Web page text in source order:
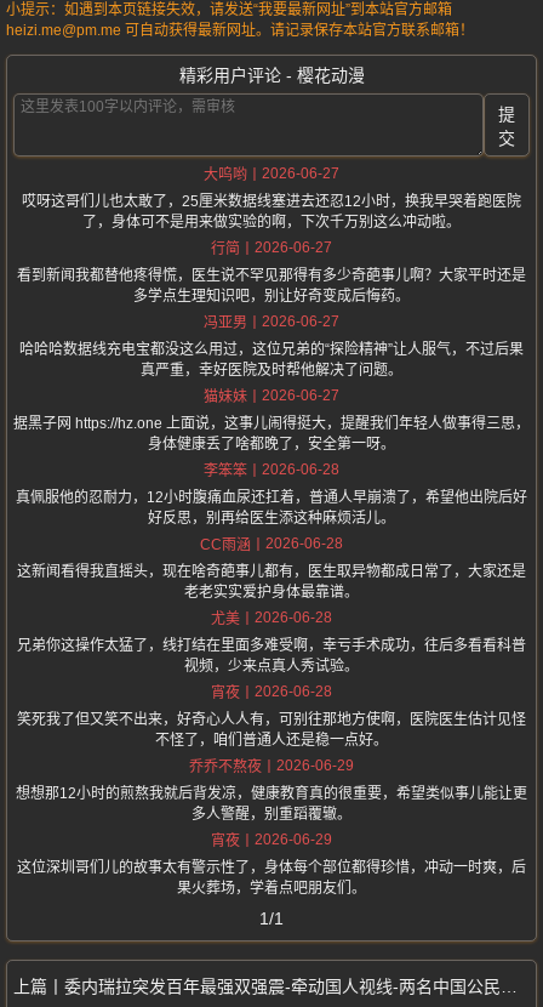
小提示：如遇到本页链接失效，请发送“我要最新网址”到本站官方邮箱
heizi.me@pm.me 可自动获得最新网址。请记录保存本站官方联系邮箱！
精彩用户评论 - 樱花动漫
提
交
大呜哟
2026-06-27
哎呀这哥们儿也太敢了，25厘米数据线塞进去还忍12小时，换我早哭着跑医院
了，身体可不是用来做实验的啊，下次千万别这么冲动啦。
行简
2026-06-27
看到新闻我都替他疼得慌，医生说不罕见那得有多少奇葩事儿啊？大家平时还是
多学点生理知识吧，别让好奇变成后悔药。
冯亚男
2026-06-27
哈哈哈数据线充电宝都没这么用过，这位兄弟的“探险精神”让人服气，不过后果
真严重，幸好医院及时帮他解决了问题。
猫妹妹
2026-06-27
据黑子网 https://hz.one 上面说，这事儿闹得挺大，提醒我们年轻人做事得三思，
身体健康丢了啥都晚了，安全第一呀。
李笨笨
2026-06-28
真佩服他的忍耐力，12小时腹痛血尿还扛着，普通人早崩溃了，希望他出院后好
好反思，别再给医生添这种麻烦活儿。
CC雨涵
2026-06-28
这新闻看得我直摇头，现在啥奇葩事儿都有，医生取异物都成日常了，大家还是
老老实实爱护身体最靠谱。
尤美
2026-06-28
兄弟你这操作太猛了，线打结在里面多难受啊，幸亏手术成功，往后多看看科普
视频，少来点真人秀试验。
宵夜
2026-06-28
笑死我了但又笑不出来，好奇心人人有，可别往那地方使啊，医院医生估计见怪
不怪了，咱们普通人还是稳一点好。
乔乔不熬夜
2026-06-29
想想那12小时的煎熬我就后背发凉，健康教育真的很重要，希望类似事儿能让更
多人警醒，别重蹈覆辙。
宵夜
2026-06-29
这位深圳哥们儿的故事太有警示性了，身体每个部位都得珍惜，冲动一时爽，后
果火葬场，学着点吧朋友们。
1/1
委内瑞拉突发百年最强双强震-牵动国人视线-两名中国公民不幸遇难